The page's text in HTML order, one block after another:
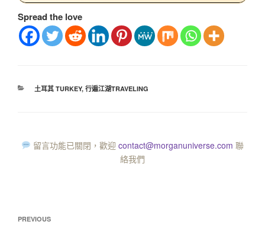
Spread the love
土耳其 TURKEY, 行遍江湖TRAVELING
留言功能已關閉，歡迎 contact@morganuniverse.com 聯
絡我們
PREVIOUS